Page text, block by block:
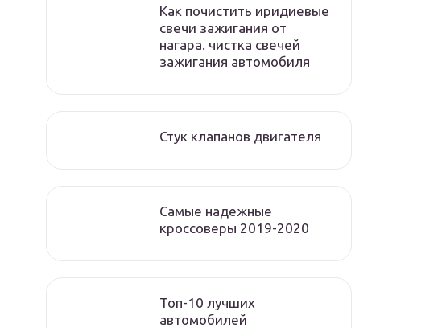
Как почистить иридиевые
свечи зажигания от
нагара. чистка свечей
зажигания автомобиля
Стук клапанов двигателя
Самые надежные
кроссоверы 2019-2020
Топ-10 лучших
автомобилей